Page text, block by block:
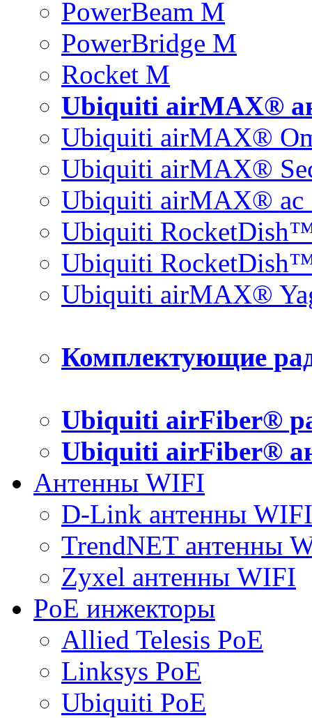
PowerBeam M
PowerBridge M
Rocket M
Ubiquiti airMAX®
Ubiquiti airMAX®
Ubiquiti airMAX®
Ubiquiti airMAX® ac
Ubiquiti
Ubiquiti
Ubiquiti airMAX®
Комплектующие
Ubiquiti airFiber®
Ubiquiti airFiber®
Антенны WIFI
D-Link антенны WIFI
TrendNET антенны
Zyxel антенны WIFI
PoE инжекторы
Allied Telesis PoE
Linksys PoE
Ubiquiti PoE